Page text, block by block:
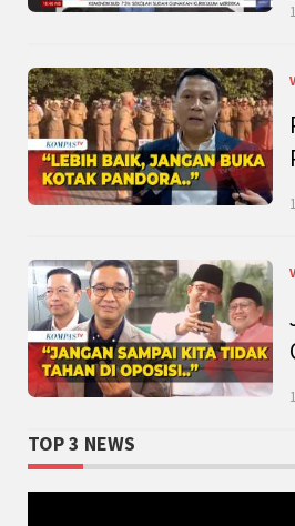
TOP 3 NEWS